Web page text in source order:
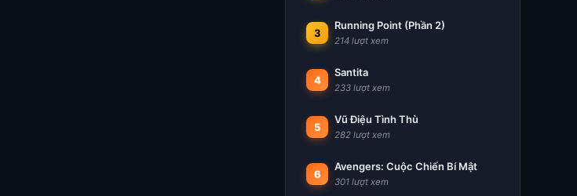
3
Running Point (Phần 2)
214 lượt xem
4
Santita
233 lượt xem
5
Vũ Điệu Tình Thù
282 lượt xem
6
Avengers: Cuộc Chiến Bí Mật
301 lượt xem